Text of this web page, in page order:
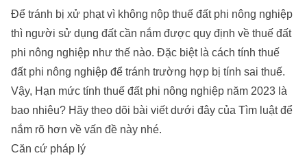
Để tránh bị xử phạt vì không nộp thuế đất phi nông nghiệp
thì người sử dụng đất cần nắm được quy định về thuế đất
phi nông nghiệp như thế nào. Đặc biệt là cách tính thuế
đất phi nông nghiệp để tránh trường hợp bị tính sai thuế.
Vậy, Hạn mức tính thuế đất phi nông nghiệp năm 2023 là
bao nhiêu? Hãy theo dõi bài viết dưới đây của Tìm luậtđể
nắm rõ hơn về vấn đề này nhé.
Căn cứ pháp lý